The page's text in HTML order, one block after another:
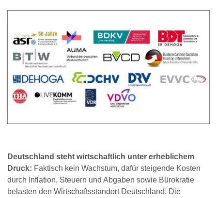
Deutschland steht wirtschaftlich unter erheblichem
Druck: Faktisch kein Wachstum, dafür steigende Kosten
durch Inflation, Steuern und Abgaben sowie Bürokratie
belasten den Wirtschaftsstandort Deutschland. Die